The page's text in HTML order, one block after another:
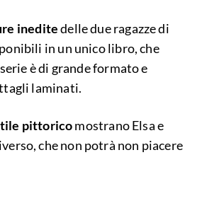
ineditedelle due ragazze di
in un unico libro, che
è di grande formato e
laminati.
pittoricomostrano Elsa e
che non potrà non piacere